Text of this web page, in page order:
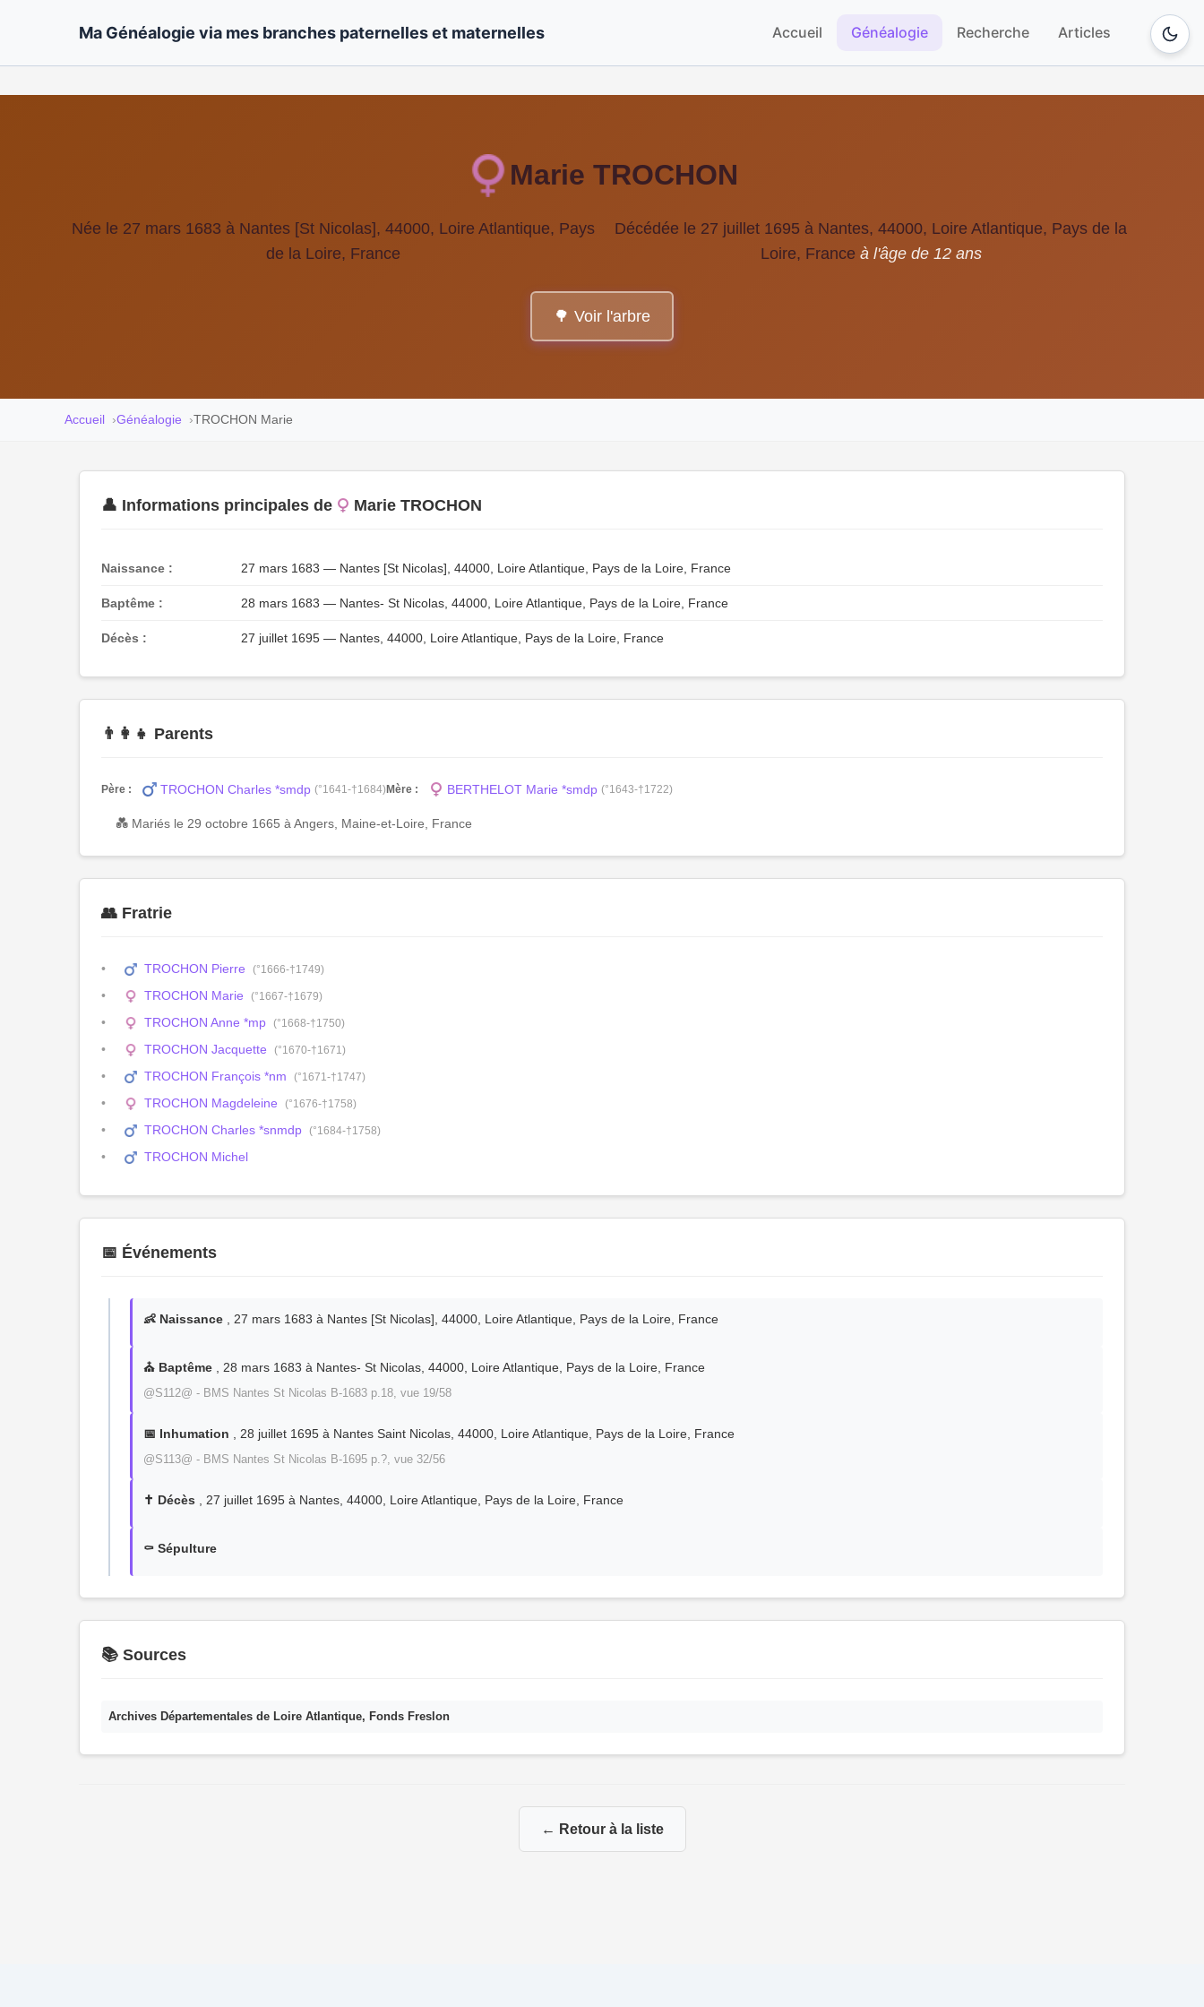
Ma Généalogie via mes branches paternelles et maternelles Accueil Généalogie Recherche Articles
Marie TROCHON
Née le 27 mars 1683 à Nantes [St Nicolas], 44000, Loire Atlantique, Pays
de la Loire, France
Décédée le 27 juillet 1695 à Nantes, 44000, Loire Atlantique, Pays de la
Loire, France à l'âge de 12 ans
🌳 Voir l'arbre
Accueil Généalogie TROCHON Marie
👤 Informations principales de Marie TROCHON
Naissance : 27 mars 1683 — Nantes [St Nicolas], 44000, Loire Atlantique, Pays de la Loire, France
Baptême : 28 mars 1683 — Nantes- St Nicolas, 44000, Loire Atlantique, Pays de la Loire, France
Décès : 27 juillet 1695 — Nantes, 44000, Loire Atlantique, Pays de la Loire, France
👨‍👩‍👧 Parents
Père : TROCHON Charles *smdp (°1641-†1684)Mère : BERTHELOT Marie *smdp (°1643-†1722)
💑 Mariés le 29 octobre 1665 à Angers, Maine-et-Loire, France
👥 Fratrie
TROCHON Pierre (°1666-†1749)
TROCHON Marie (°1667-†1679)
TROCHON Anne *mp (°1668-†1750)
TROCHON Jacquette (°1670-†1671)
TROCHON François *nm (°1671-†1747)
TROCHON Magdeleine (°1676-†1758)
TROCHON Charles *snmdp (°1684-†1758)
TROCHON Michel
📅 Événements
👶 Naissance , 27 mars 1683 à Nantes [St Nicolas], 44000, Loire Atlantique, Pays de la Loire, France
⛪ Baptême , 28 mars 1683 à Nantes- St Nicolas, 44000, Loire Atlantique, Pays de la Loire, France
@S112@ - BMS Nantes St Nicolas B-1683 p.18, vue 19/58
📅 Inhumation , 28 juillet 1695 à Nantes Saint Nicolas, 44000, Loire Atlantique, Pays de la Loire, France
@S113@ - BMS Nantes St Nicolas B-1695 p.?, vue 32/56
✝️ Décès , 27 juillet 1695 à Nantes, 44000, Loire Atlantique, Pays de la Loire, France
⚰️ Sépulture
📚 Sources
Archives Départementales de Loire Atlantique, Fonds Freslon
← Retour à la liste